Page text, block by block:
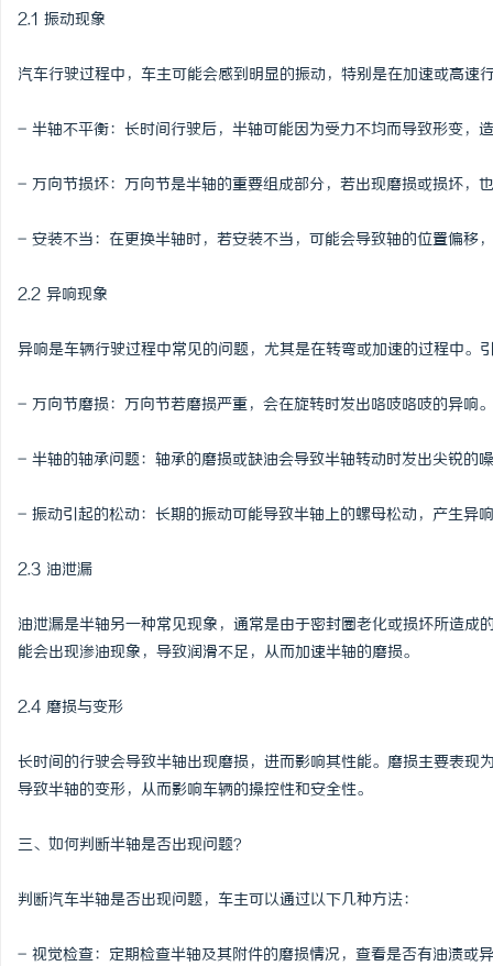
2.1 振动现象
汽车行驶过程中，车主可能会感到明显的振动，特别是在加速或高
- 半轴不平衡：长时间行驶后，半轴可能因为受力不均而导致形变，
- 万向节损坏：万向节是半轴的重要组成部分，若出现磨损或损坏，
- 安装不当：在更换半轴时，若安装不当，可能会导致轴的位置偏移
2.2 异响现象
异响是车辆行驶过程中常见的问题，尤其是在转弯或加速的过程中。
- 万向节磨损：万向节若磨损严重，会在旋转时发出咯吱咯吱的异响。
- 半轴的轴承问题：轴承的磨损或缺油会导致半轴转动时发出尖锐的
- 振动引起的松动：长期的振动可能导致半轴上的螺母松动，产生异
2.3 油泄漏
油泄漏是半轴另一种常见现象，通常是由于密封圈老化或损坏所造
能会出现渗油现象，导致润滑不足，从而加速半轴的磨损。
2.4 磨损与变形
长时间的行驶会导致半轴出现磨损，进而影响其性能。磨损主要表
导致半轴的变形，从而影响车辆的操控性和安全性。
三、如何判断半轴是否出现问题？
判断汽车半轴是否出现问题，车主可以通过以下几种方法：
- 视觉检查：定期检查半轴及其附件的磨损情况，查看是否有油渍或